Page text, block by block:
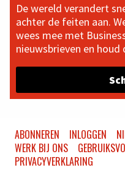
De wereld verandert
achter de feiten aan.
wees mee met
nieuwsbrieven en houd
ABONNEREN INLOGGEN
WERK BIJ ONS
PRIVACYVERKLARING